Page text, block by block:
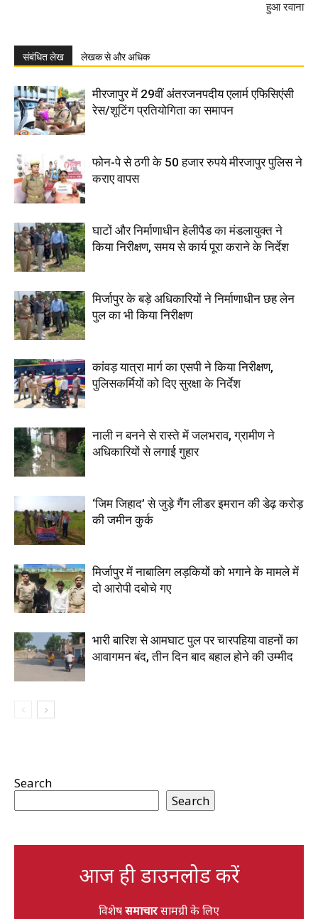
हुआ रवाना
संबंधित लेख लेखक से और अधिक
मीरजापुर में 29वीं अंतरजनपदीय एलार्म एफिसिएंसी
रेस/शूटिंग प्रतियोगिता का समापन
फोन-पे से ठगी के 50 हजार रुपये मीरजापुर पुलिस ने
कराए वापस
घाटों और निर्माणाधीन हेलीपैड का मंडलायुक्त ने
किया निरीक्षण, समय से कार्य पूरा कराने के निर्देश
मिर्जापुर के बड़े अधिकारियों ने निर्माणाधीन छह लेन
पुल का भी किया निरीक्षण
कांवड़ यात्रा मार्ग का एसपी ने किया निरीक्षण,
पुलिसकर्मियों को दिए सुरक्षा के निर्देश
नाली न बनने से रास्ते में जलभराव, ग्रामीण ने
अधिकारियों से लगाई गुहार
‘जिम जिहाद’ से जुड़े गैंग लीडर इमरान की डेढ़ करोड़
की जमीन कुर्क
मिर्जापुर में नाबालिग लड़कियों को भगाने के मामले में
दो आरोपी दबोचे गए
भारी बारिश से आमघाट पुल पर चारपहिया वाहनों का
आवागमन बंद, तीन दिन बाद बहाल होने की उम्मीद
Search
Search
आज ही डाउनलोड करें
विशेषसमाचारसामग्री के लिए